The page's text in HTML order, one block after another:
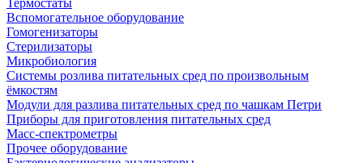
Термостаты
Вспомогательное оборудование
Гомогенизаторы
Стерилизаторы
Микробиология
Системы розлива питательных сред по произвольным
ёмкостям
Модули для разлива питательных сред по чашкам Петри
Приборы для приготовления питательных сред
Масс-спектрометры
Прочее оборудование